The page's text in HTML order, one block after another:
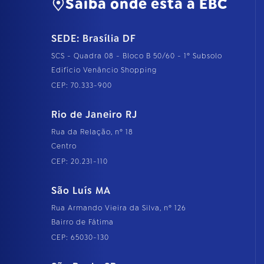
Saiba onde está a EBC
SEDE: Brasília DF
SCS - Quadra 08 - Bloco B 50/60 - 1º Subsolo
Edifício Venâncio Shopping
CEP: 70.333-900
Rio de Janeiro RJ
Rua da Relação, nº 18
Centro
CEP: 20.231-110
São Luís MA
Rua Armando Vieira da Silva, nº 126
Bairro de Fátima
CEP: 65030-130